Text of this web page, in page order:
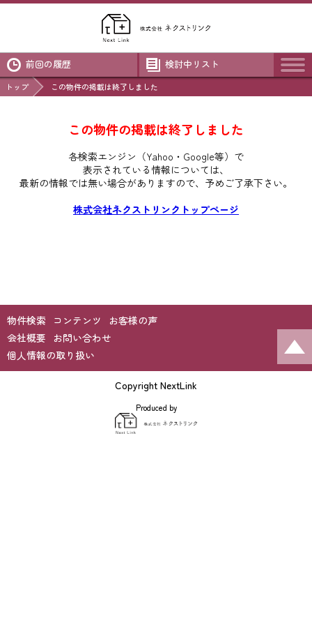
前回の履歴 検討中リスト
トップ この物件の掲載は終了しました
この物件の掲載は終了しました
各検索エンジン（Yahoo・Google等）で
表示されている情報については、
最新の情報では無い場合がありますので、 予めご了承下さい。
株式会社ネクストリンクトップページ
物件検索 コンテンツ
お客様の声
会社概要
お問い合わせ
個人情報の取り扱い
Copyright NextLink
Produced by